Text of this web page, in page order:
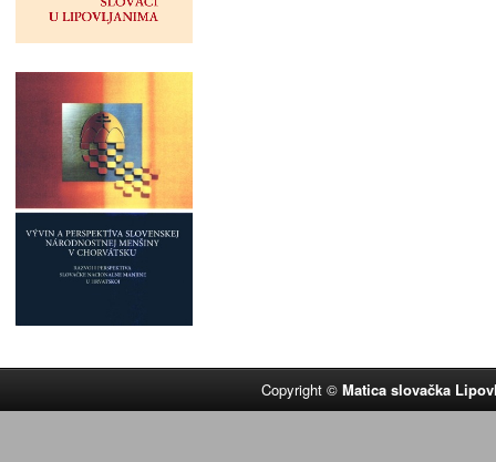
Copyright ©Matica slovačka